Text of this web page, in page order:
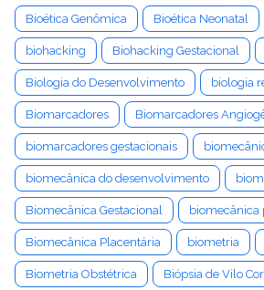
Bioética Genômica Bioética Neonatal
biohacking Biohacking Gestacional
Biologia do Desenvolvimento biologia
Biomarcadores Biomarcadores
biomarcadores gestacionais
biomecânica do desenvolvimento
Biomecânica Gestacional biomecânica
Biomecânica Placentária biometria
Biometria Obstétrica Biópsia de Vilo